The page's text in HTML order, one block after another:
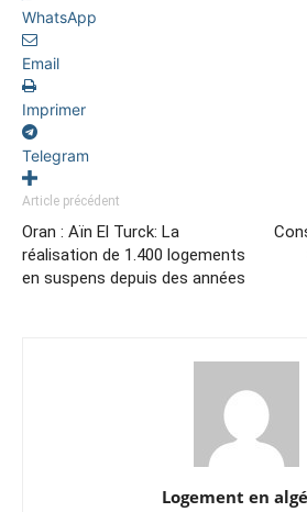
WhatsApp
Email
Imprimer
Telegram
Article précédent
Oran : Aïn El Turck: La
réalisation de 1.400 logements
en suspens depuis des années
Logement en